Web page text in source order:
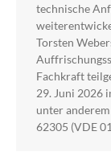
technische
Torsten
Fachkraft
29. Juni 2026
unter
62305 (VDE